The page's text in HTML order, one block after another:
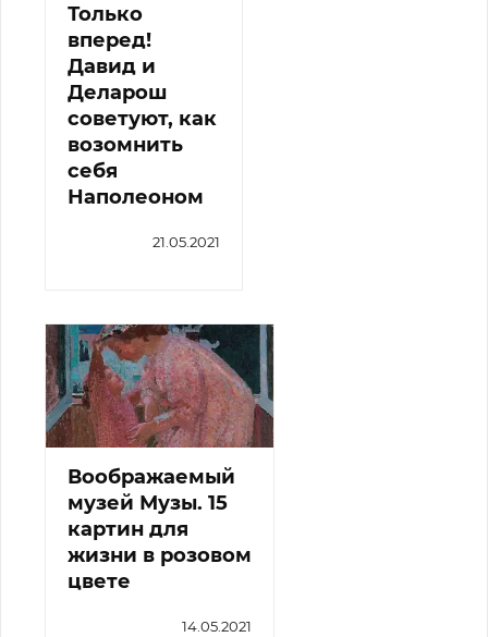
Только
вперед!
Давид и
Деларош
советуют, как
возомнить
себя
Наполеоном
21.05.2021
Воображаемый
музей Музы. 15
картин для
жизни в розовом
цвете
14.05.2021